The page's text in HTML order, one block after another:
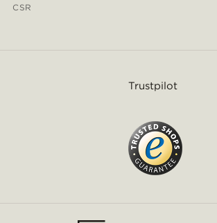
CSR
Trustpilot